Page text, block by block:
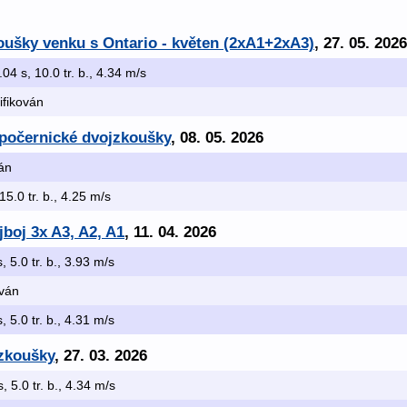
venku s Ontario - květen (2xA1+2xA3), 27. 05. 2026
s, 10.0 tr. b., 4.34 m/s
dvojzkoušky, 08. 05. 2026
tr. b., 4.25 m/s
3x A3, A2, A1, 11. 04. 2026
5.0 tr. b., 3.93 m/s
5.0 tr. b., 4.31 m/s
, 27. 03. 2026
5.0 tr. b., 4.34 m/s